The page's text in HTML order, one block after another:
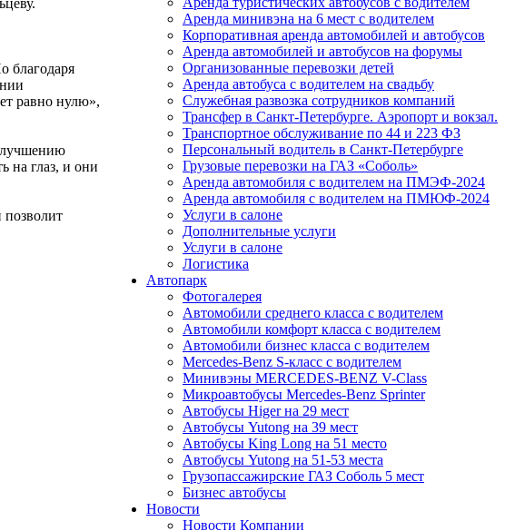
Аренда минивэна на 6 мест с водителем
Корпоративная аренда автомобилей и автобусов
Аренда автомобилей и автобусов на форумы
Организованные перевозки детей
Аренда автобуса с водителем на свадьбу
Служебная развозка сотрудников компаний
Трансфер в Санкт-Петербурге. Аэропорт и вокзал.
Транспортное обслуживание по 44 и 223 ФЗ
Персональный водитель в Санкт-Петербурге
Грузовые перевозки на ГАЗ «Соболь»
Аренда автомобиля с водителем на ПМЭФ-2024
Аренда автомобиля с водителем на ПМЮФ-2024
Услуги в салоне
Дополнительные услуги
Услуги в салоне
Логистика
Автопарк
Фотогалерея
Автомобили среднего класса с водителем
Автомобили комфорт класса с водителем
Автомобили бизнес класса с водителем
Mercedes-Benz S-класс с водителем
Минивэны MERCEDES-BENZ V-Class
Микроавтобусы Mercedes-Benz Sprinter
Автобусы Higer на 29 мест
Автобусы Yutong на 39 мест
Автобусы King Long на 51 место
Автобусы Yutong на 51-53 места
Грузопассажирские ГАЗ Соболь 5 мест
Бизнес автобусы
Новости
Новости Компании
благодаря
равно нулю»,
на глаз, и они